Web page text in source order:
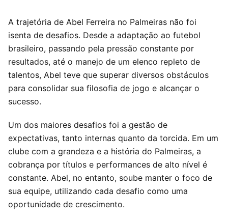
A trajetória de Abel Ferreira no Palmeiras não foi
isenta de desafios. Desde a adaptação ao futebol
brasileiro, passando pela pressão constante por
resultados, até o manejo de um elenco repleto de
talentos, Abel teve que superar diversos obstáculos
para consolidar sua filosofia de jogo e alcançar o
sucesso.
Um dos maiores desafios foi a gestão de
expectativas, tanto internas quanto da torcida. Em um
clube com a grandeza e a história do Palmeiras, a
cobrança por títulos e performances de alto nível é
constante. Abel, no entanto, soube manter o foco de
sua equipe, utilizando cada desafio como uma
oportunidade de crescimento.